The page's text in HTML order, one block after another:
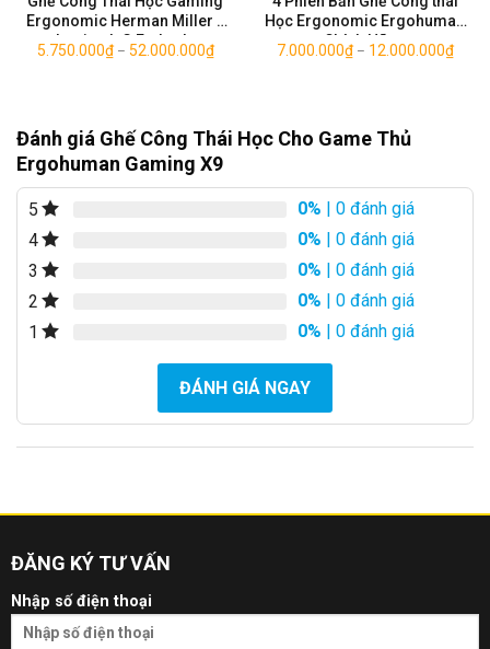
Phiên bản Gaming màu đen lịch lãm
Ergonomic Herman Miller x
Logitech G Embody
5.750.000₫– 52.000.000₫
Học Ergonomic Ergohuman
Chính Hãng
7.000.000₫– 12.000.000₫
Đánh giá Ghế Công Thái Học Cho Game Thủ
Ergohuman Gaming X9
5 0% | 0 đánh giá
4
0% | 0 đánh giá
3
0% | 0 đánh giá
2
0% | 0 đánh giá
1
0% | 0 đánh giá
ĐÁNH GIÁ NGAY
ĐĂNG KÝ TƯ VẤN
Nhập số điện thoại